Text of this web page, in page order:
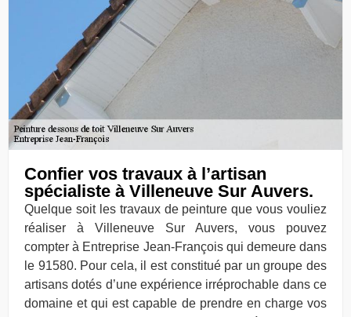
Confier vos travaux à l’artisan
spécialiste à Villeneuve Sur Auvers.
Quelque soit les travaux de peinture que vous vouliez
réaliser à Villeneuve Sur Auvers, vous pouvez
compter à Entreprise Jean-François qui demeure dans
le 91580. Pour cela, il est constitué par un groupe des
artisans dotés d’une expérience irréprochable dans ce
domaine et qui est capable de prendre en charge vos